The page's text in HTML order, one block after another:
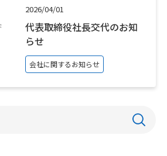
2026/04/01
代表取締役社長交代のお知
らせ
会社に関するお知らせ